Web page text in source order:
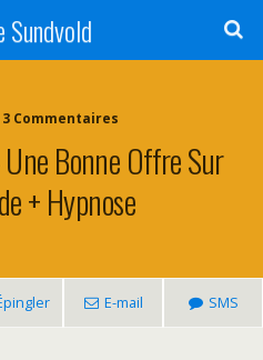
Sundvold
3 Commentaires
Bonne Offre Sur
+ Hypnose
E-mail SMS